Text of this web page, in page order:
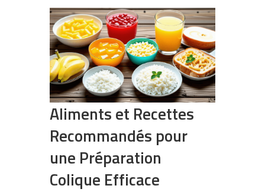
Aliments et Recettes
Recommandés pour
une Préparation
Colique Efficace